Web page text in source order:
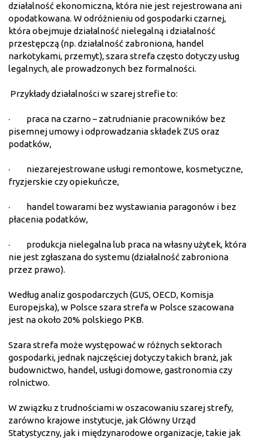
działalność ekonomiczna, która nie jest rejestrowana ani
opodatkowana. W odróżnieniu od gospodarki czarnej,
która obejmuje działalność nielegalną i działalność
przestępczą (np. działalność zabroniona, handel
narkotykami, przemyt), szara strefa często dotyczy usług
legalnych, ale prowadzonych bez formalności.
Przykłady działalności w szarej strefie to:
· praca na czarno – zatrudnianie pracowników bez
pisemnej umowy i odprowadzania składek ZUS oraz
podatków,
· niezarejestrowane usługi remontowe, kosmetyczne,
fryzjerskie czy opiekuńcze,
· handel towarami bez wystawiania paragonów i bez
płacenia podatków,
· produkcja nielegalna lub praca na własny użytek, która
nie jest zgłaszana do systemu (działalność zabroniona
przez prawo).
Według analiz gospodarczych (GUS, OECD, Komisja
Europejska), w Polsce szara strefa w Polsce szacowana
jest na około 20% polskiego PKB.
Szara strefa może występować w różnych sektorach
gospodarki, jednak najczęściej dotyczy takich branż, jak
budownictwo, handel, usługi domowe, gastronomia czy
rolnictwo.
W związku z trudnościami w oszacowaniu szarej strefy,
zarówno krajowe instytucje, jak Główny Urząd
Statystyczny, jak i międzynarodowe organizacje, takie jak